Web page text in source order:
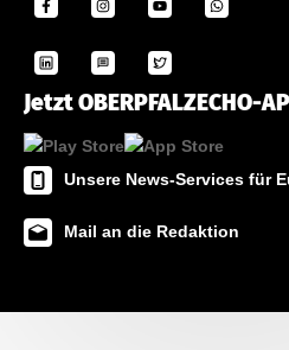
Jetzt OBERPFALZECHO-
Unsere News-Services für
Mail an die Redaktion